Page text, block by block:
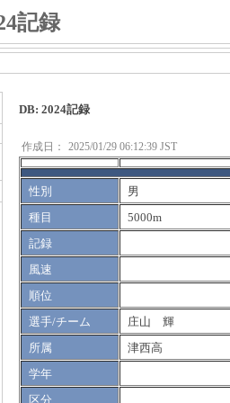
記録
DB: 2024記録
作成日： 2025/01/29 06:12:39 JST
性別
男
種目
5000m
記録
風速
順位
選手/チーム
庄山 輝
所属
津西高
学年
区分